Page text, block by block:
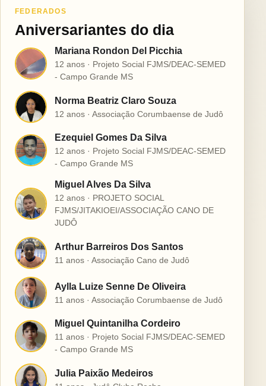
FEDERADOS
Aniversariantes do dia
M
Mariana Rondon Del Picchia
12 anos · Projeto Social FJMS/DEAC-SEMED
- Campo Grande MS
N Norma Beatriz Claro Souza
12 anos · Associação Corumbaense de Judô
E
Ezequiel Gomes Da Silva
12 anos · Projeto Social FJMS/DEAC-SEMED
- Campo Grande MS
M
Miguel Alves Da Silva
12 anos · PROJETO SOCIAL
FJMS/JITAKIOEI/ASSOCIAÇÃO CANO DE
JUDÔ
A Arthur Barreiros Dos Santos
11 anos · Associação Cano de Judô
A Aylla Luize Senne De Oliveira
11 anos · Associação Corumbaense de Judô
M
Miguel Quintanilha Cordeiro
11 anos · Projeto Social FJMS/DEAC-SEMED
- Campo Grande MS
J Julia Paixão Medeiros